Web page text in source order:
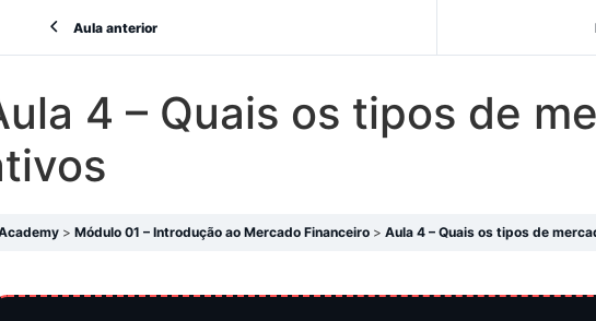
Aula anterior
4 – Quais os tipos de
Módulo 01 – Introdução ao Mercado Financeiro Aula 4 – Quais os tipos de